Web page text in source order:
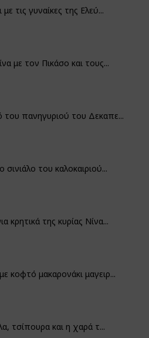
με τις γυναίκες της Ελεύ...
με τον Πικάσο και τους...
του πανηγυριού του Δεκαπε...
σινιάλο του καλοκαιριού...
κρητικά της κυρίας Νίνα...
κοφτό μακαρονάκι μαγειρ...
τσίπουρα και η χαρά τ...